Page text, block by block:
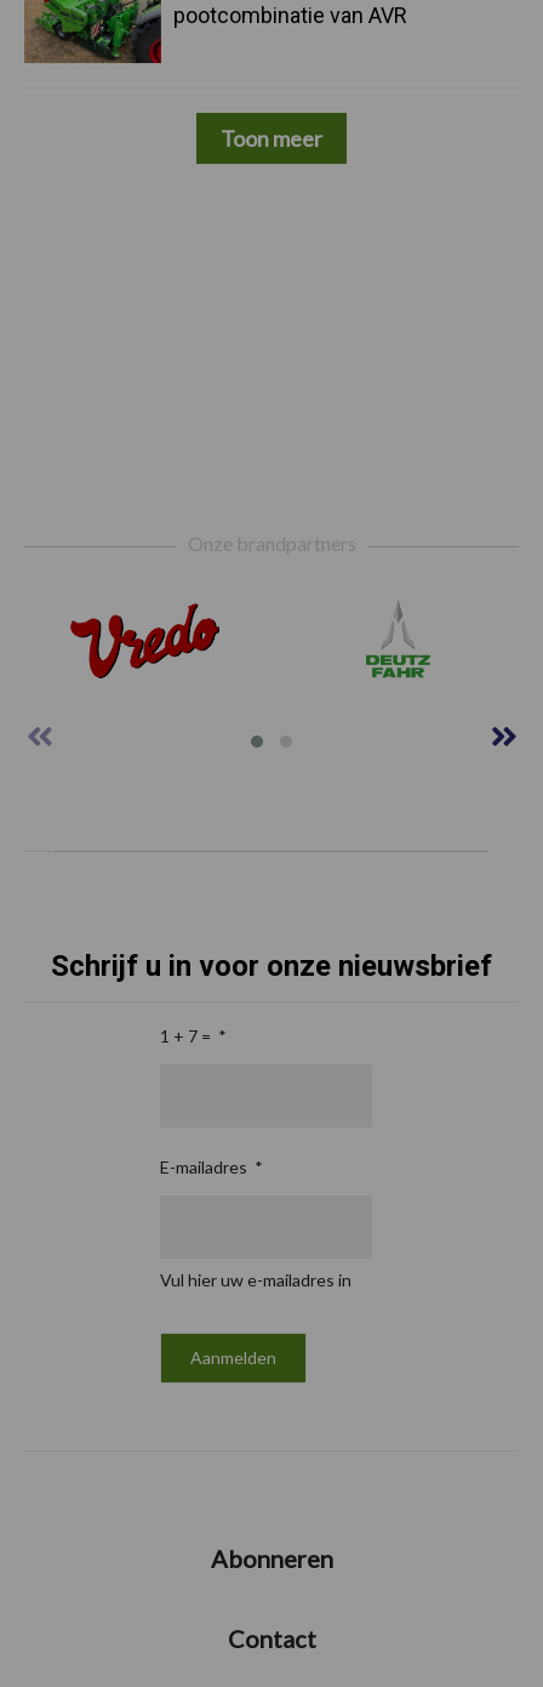
pootcombinatie van AVR
Toon meer
Onze brandpartners
Schrijf u in voor onze nieuwsbrief
1 + 7 = *
E-mailadres *
Vul hier uw e-mailadres in
Abonneren
Contact